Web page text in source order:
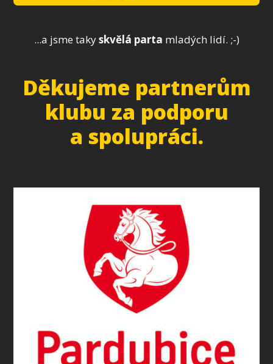
...a jsme takyskvělá parta mladých lidí. ;-)
Děkujeme partnerům
klubu za podporu
a spolupráci.